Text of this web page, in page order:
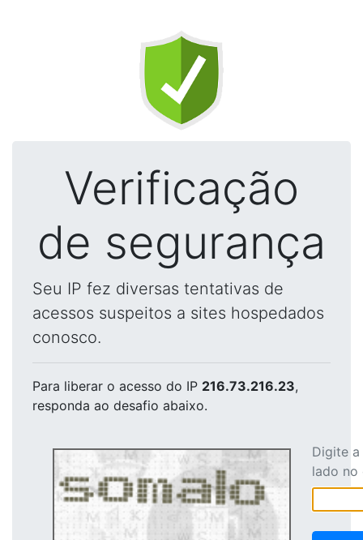
Verificação
de segurança
Seu IP fez diversas tentativas de
acessos suspeitos a sites hospedados
conosco.
Para liberar o acesso do IP 216.73.216.23,
responda ao desafio abaixo.
Digite
lado no